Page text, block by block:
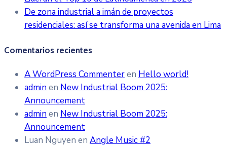
De zona industrial a imán de proyectos
residenciales: así se transforma una avenida en Lima
Comentarios recientes
A WordPress Commenteren Hello world!
adminen New Industrial Boom 2025:
Announcement
adminen New Industrial Boom 2025:
Announcement
Luan Nguyen en Angle Music #2